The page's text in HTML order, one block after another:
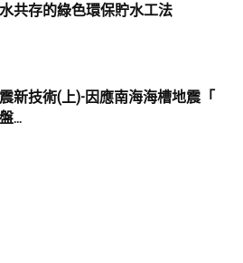
共存的綠色環保貯水工法
新技術(上)-因應南海海槽地震「
...